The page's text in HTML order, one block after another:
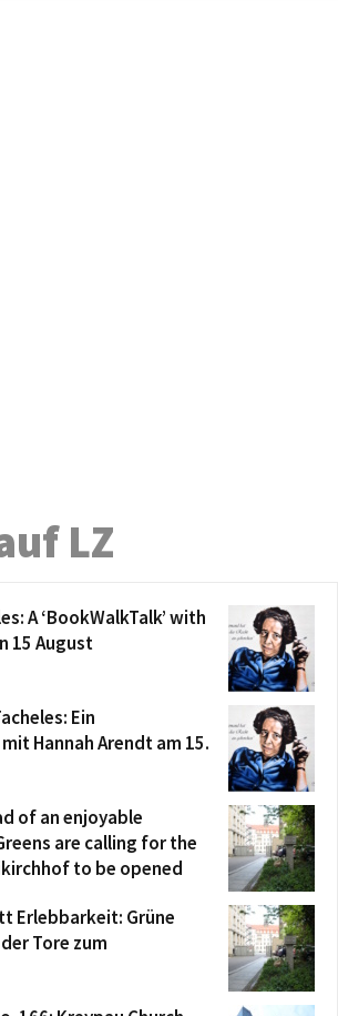
LZ
A ‘BookWalkTalk’ with
15 August
Ein
Hannah Arendt am 15.
of an enjoyable
are calling for the
to be opened
Erlebbarkeit: Grüne
Tore zum